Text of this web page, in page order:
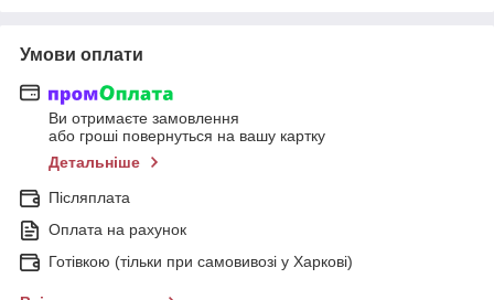
Умови оплати
Ви отримаєте замовлення
або гроші повернуться на вашу картку
Детальніше
Післяплата
Оплата на рахунок
Готівкою (тільки при самовивозі у Харкові)